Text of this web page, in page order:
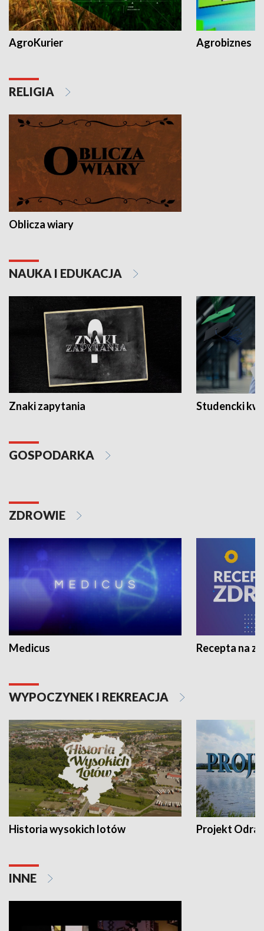
AgroKurier Agrobiznes
RELIGIA
Oblicza wiary
NAUKA I EDUKACJA
Znaki zapytania Studencki
GOSPODARKA
ZDROWIE
Medicus Recepta na
WYPOCZYNEK I REKREACJA
Historia wysokich lotów Projekt Odra
INNE